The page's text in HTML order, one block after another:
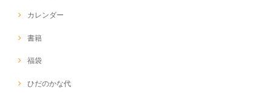
カレンダー
書籍
福袋
ひだのかな代